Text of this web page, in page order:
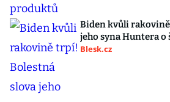
Biden kvůli
jeho syna Huntera
Blesk.cz